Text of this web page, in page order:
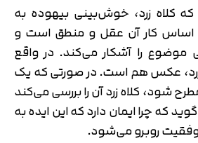
کلاه زرد، خوش‌بینی بیهوده به
اساس کار آن عقل و منطق است و
موضوع را آشکار می‌کند. در واقع
زرد، عکس هم است. در صورتی که یک
شود، کلاه زرد آن را بررسی می‌کند
که چرا ایمان دارد که این ایده به
روبرو می‌شود.